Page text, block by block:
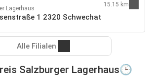
Lagerhaus
1 2320 Schwechat
15.15 km
Alle Filialen
Salzburger Lagerhaus🕒